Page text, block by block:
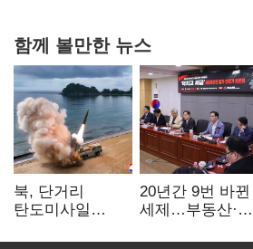
함께 볼만한 뉴스
북, 단거리
탄도미사일
20년간 9번 바뀐
세제…부동산·